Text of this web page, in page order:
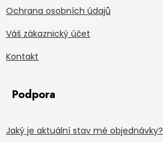
Ochrana osobních údajů
Váš zákaznický účet
Kontakt
Podpora
Jaký je aktuální stav mé objednávky?